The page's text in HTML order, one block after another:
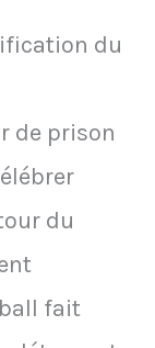
du
de prison
du
fait